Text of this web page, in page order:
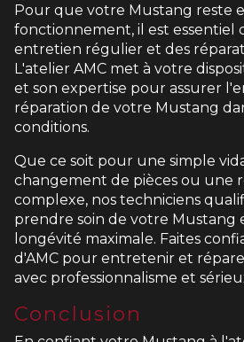
Pour que votre Mustang reste
fonctionnement, il est essentiel
entretien régulier et des
L'atelier AMC met à votre
et son expertise pour assurer
réparation de votre Mustang
conditions.
Que ce soit pour une simple
changement de pièces ou une
complexe, nos techniciens
prendre soin de votre Mustang
longévité maximale. Faites
d'AMC pour entretenir et
avec professionnalisme et
Conclusion